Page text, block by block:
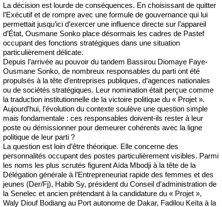
La décision est lourde de conséquences. En choisissant de quitter
l’Exécutif et de rompre avec une formule de gouvernance qui lui
permettait jusqu’ici d’exercer une influence directe sur l’appareil
d’État, Ousmane Sonko place désormais les cadres de Pastef
occupant des fonctions stratégiques dans une situation
particulièrement délicate.
Depuis l’arrivée au pouvoir du tandem Bassirou Diomaye Faye-
Ousmane Sonko, de nombreux responsables du parti ont été
propulsés à la tête d’entreprises publiques, d’agences nationales
ou de sociétés stratégiques. Leur nomination était perçue comme
la traduction institutionnelle de la victoire politique du « Projet ».
Aujourd’hui, l’évolution du contexte soulève une question simple
mais fondamentale : ces responsables doivent-ils rester à leur
poste ou démissionner pour demeurer cohérents avec la ligne
politique de leur parti ?
La question est loin d’être théorique. Elle concerne des
personnalités occupant des postes particulièrement visibles. Parmi
les noms les plus scrutés figurent Aïda Mbodji à la tête de la
Délégation générale à l’Entrepreneuriat rapide des femmes et des
jeunes (Der/Fj), Habib Sy, président du Conseil d’administration de
la Senelec et ancien prétendant à la candidature du « Projet »,
Waly Diouf Bodiang au Port autonome de Dakar, Fadilou Keïta à la